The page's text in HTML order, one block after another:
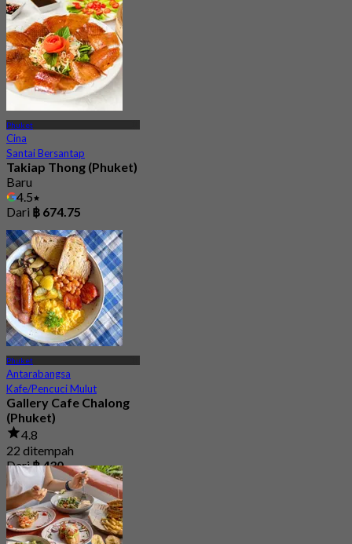
Phuket
Cina
Santai Bersantap
Takiap Thong (Phuket)
Baru
4.5
Dari ฿ 674.75
Phuket
Antarabangsa
Kafe/Pencuci Mulut
Gallery Cafe Chalong
(Phuket)
4.8
22 ditempah
Dari฿ 430